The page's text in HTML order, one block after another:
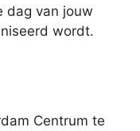
dag van jouw
wordt.
Centrum te